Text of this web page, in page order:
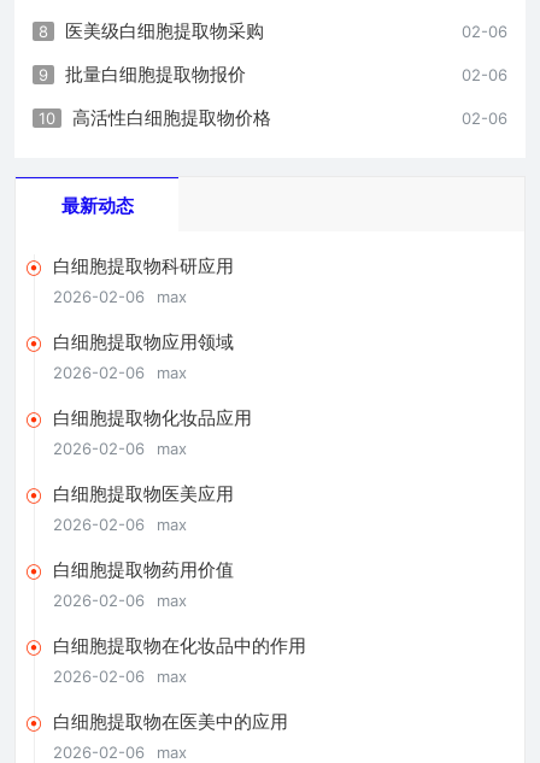
02-06
8 医美级白细胞提取物采购
02-06
9 批量白细胞提取物报价
02-06
10 高活性白细胞提取物价格
最新动态
白细胞提取物科研应用
2026-02-06 max
白细胞提取物应用领域
2026-02-06 max
白细胞提取物化妆品应用
2026-02-06 max
白细胞提取物医美应用
2026-02-06 max
白细胞提取物药用价值
2026-02-06 max
白细胞提取物在化妆品中的作用
2026-02-06 max
白细胞提取物在医美中的应用
2026-02-06 max